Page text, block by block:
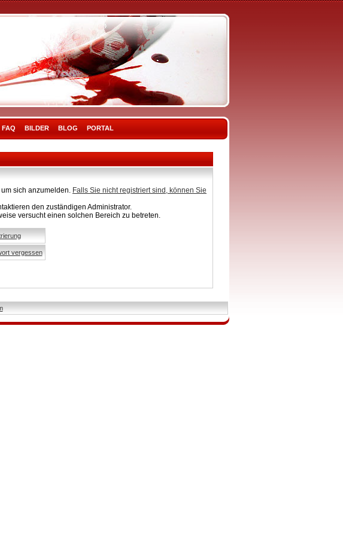
FAQ BILDER BLOG PORTAL
sich anzumelden. Falls Sie nicht registriert sind, können Sie
den zuständigen Administrator.
versucht einen solchen Bereich zu betreten.
vergessen